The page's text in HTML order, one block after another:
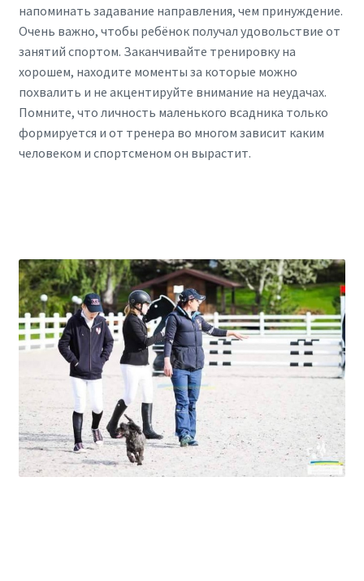
напоминать задавание направления, чем принуждение.
Очень важно, чтобы ребёнок получал удовольствие от
занятий спортом. Заканчивайте тренировку на
хорошем, находите моменты за которые можно
похвалить и не акцентируйте внимание на неудачах.
Помните, что личность маленького всадника только
формируется и от тренера во многом зависит каким
человеком и спортсменом он вырастит.